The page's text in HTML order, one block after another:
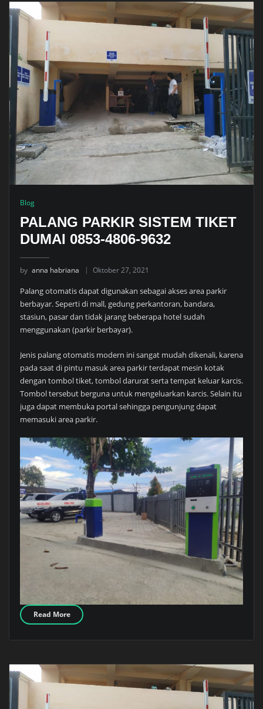
Blog
PALANG PARKIR SISTEM TIKET
DUMAI 0853-4806-9632
by anna habriana Oktober 27, 2021
Palang otomatis dapat digunakan sebagai akses area parkir
berbayar. Seperti di mall, gedung perkantoran, bandara,
stasiun, pasar dan tidak jarang beberapa hotel sudah
menggunakan (parkir berbayar).
Jenis palang otomatis modern ini sangat mudah dikenali, karena
pada saat di pintu masuk area parkir terdapat mesin kotak
dengan tombol tiket, tombol darurat serta tempat keluar karcis.
Tombol tersebut berguna untuk mengeluarkan karcis. Selain itu
juga dapat membuka portal sehingga pengunjung dapat
memasuki area parkir.
Read More